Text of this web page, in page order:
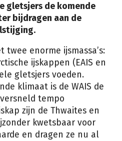
gletsjers de komende
bijdragen aan de
enorme ijsmassa’s:
ijskappen (EAIS en
gletsjers voeden.
klimaat is de WAIS de
tempo
zijn de Thwaites en
kwetsbaar voor
en dragen ze nu al